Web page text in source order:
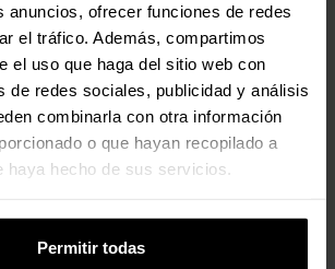
anuncios, ofrecer funciones de redes
el tráfico. Además, compartimos
el uso que haga del sitio web con
de redes sociales, publicidad y análisis
combinarla con otra información
o que hayan recopilado a
haya hecho de sus servicios.
Permitir todas